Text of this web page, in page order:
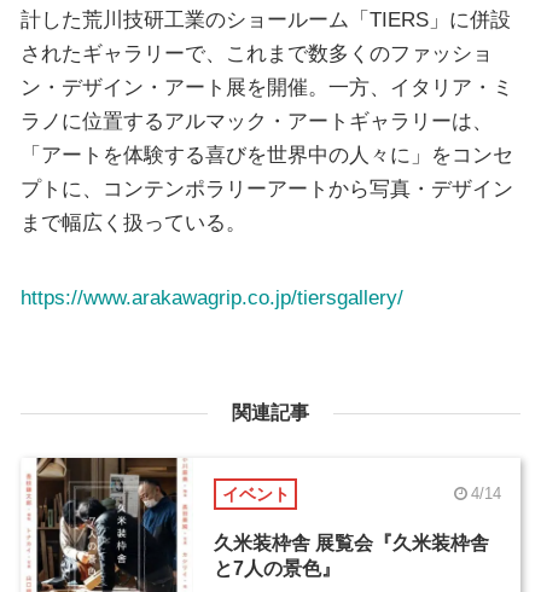
計した荒川技研工業のショールーム「TIERS」に併設
されたギャラリーで、これまで数多くのファッショ
ン・デザイン・アート展を開催。一方、イタリア・ミ
ラノに位置するアルマック・アートギャラリーは、
「アートを体験する喜びを世界中の人々に」をコンセ
プトに、コンテンポラリーアートから写真・デザイン
まで幅広く扱っている。
https://www.arakawagrip.co.jp/tiersgallery/
関連記事
イベント 4/14
久米装枠舎 展覧会『久米装枠舎
と7人の景色』